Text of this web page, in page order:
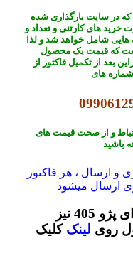
که در سایت بارگذاری شده
های کارتنی و تعداد و
هایی شامل خواهد شد و لذا
که قیمت یک محصول
بعد از تکمیل فاکتور از
های
و از صحت قیمت های
باشید
و ارسال ، هر فاکتور
از این محصول با همین برند برای پژو 405 نیز
روی لینک کلیک